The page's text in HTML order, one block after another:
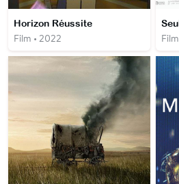
Horizon Réussite
Film • 2022